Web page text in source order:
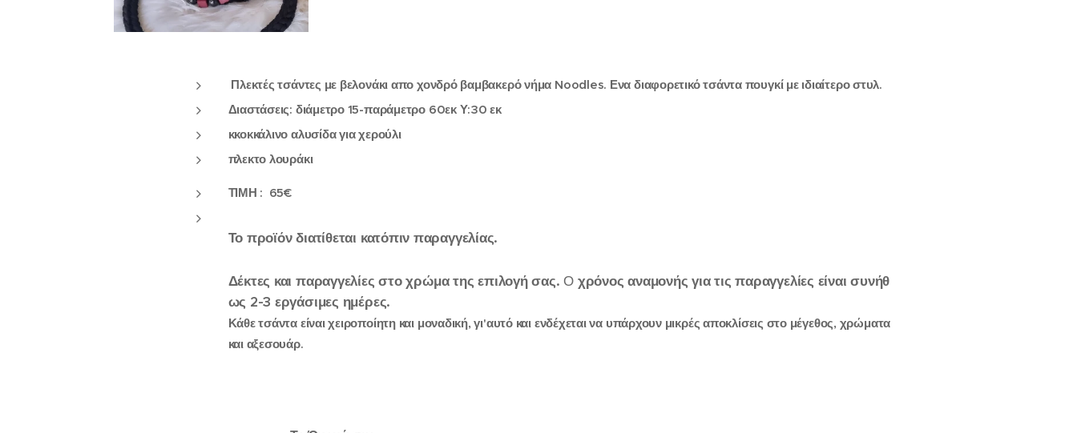
Πλεκτές τσάντες με βελονάκι απο χονδρό βαμβακερό νήμα Noodles. Ενα διαφορετικό τσάντα πουγκί με ιδιαίτερο στυλ.
Διαστάσεις: διάμετρο 15-παράμετρο 60εκ Υ:30 εκ
κκοκκάλινο αλυσίδα για χερούλι
πλεκτο λουράκι
ΤΙΜΗ : 65€
Το προϊόν διατίθεται κατόπιν παραγγελίας.
Δέκτες και παραγγελίες στο χρώμα της επιλογή σας. Ο χρόνος αναμονής για τις παραγγελίες είναι συνήθ
ως 2-3 εργάσιμες ημέρες.
Κάθε τσάντα είναι χειροποίητη και μοναδική, γι'αυτό και ενδέχεται να υπάρχουν μικρές αποκλίσεις στο μέγεθος, χρώματα
και αξεσουάρ.